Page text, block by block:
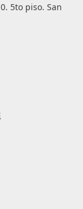
5to piso. San